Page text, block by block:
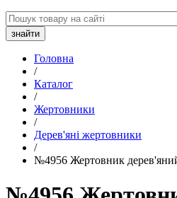
Головна
/
Каталог
/
Жертовники
/
Дерев'яні жертовники
/
№4956 Жертовник